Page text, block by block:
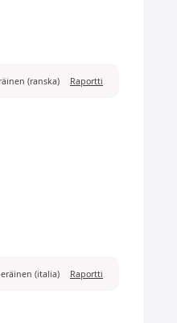
(ranska) Raportti
(italia) Raportti